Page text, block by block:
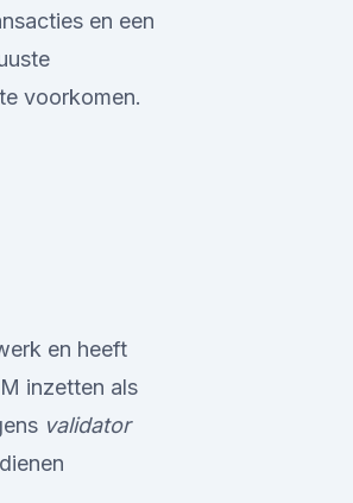
en een
voorkomen.
en heeft
inzetten als
validator